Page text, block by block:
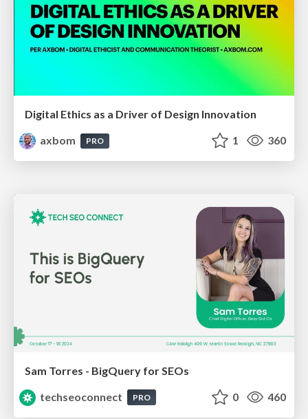
Digital Ethics as a Driver of Design Innovation
axbom
PRO 1 360
Sam Torres - BigQuery for SEOs
techseoconnect
PRO 0 460